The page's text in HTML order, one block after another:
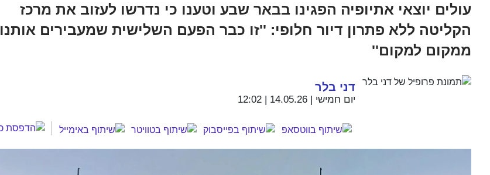
עולים יוצאי אתיופיה הפגינו בבאר שבע וטענו כי נדרשו לעזוב את מרכז
הקליטה ללא פתרון דיור חלופי: ''זו כבר הפעם השלישית שמעבירים אותנו
ממקום למקום''
דני בלר
יום חמישי | 14.05.26 | 12:02